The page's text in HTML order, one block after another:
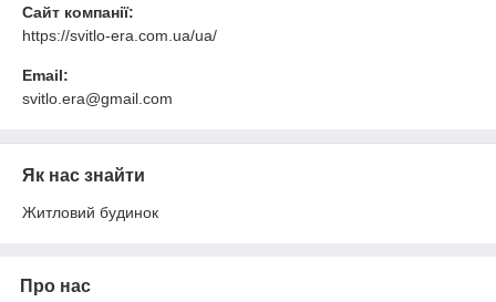
Сайт компанії:
https://svitlo-era.com.ua/ua/
Email:
svitlo.era@gmail.com
Як нас знайти
Житловий будинок
Про нас